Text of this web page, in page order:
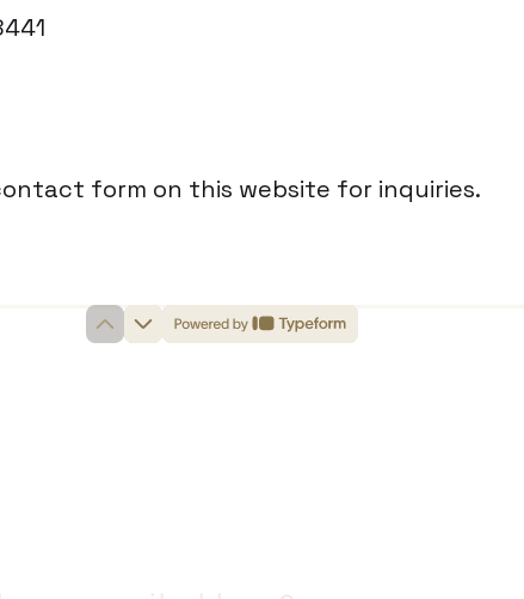
form on this website for inquiries.